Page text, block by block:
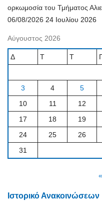
ορκωμοσία του Τμήματος
06/08/2026 24 Ιουλίου 2026
Αύγουστος 2026
Δ Τ Τ
3
4 5
10
11 12
17
18 19
24
25 26
31
Ιστορικό Ανακοινώσεων